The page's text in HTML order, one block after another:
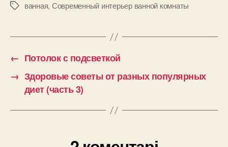
Позначки
ванная, Современный интерьер ванной комнаты
← Потолок с подсветкой
→ Здоровые советы от разных популярных
диет (часть 3)